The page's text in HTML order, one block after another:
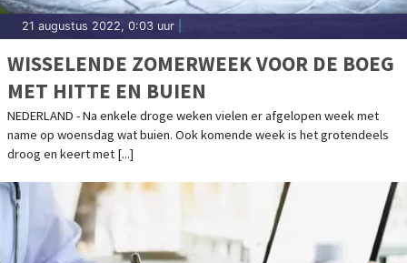
21 augustus 2022, 0:03 uur
WISSELENDE ZOMERWEEK VOOR DE BOEG
MET HITTE EN BUIEN
NEDERLAND - Na enkele droge weken vielen er afgelopen week met
name op woensdag wat buien. Ook komende week is het grotendeels
droog en keert met [...]